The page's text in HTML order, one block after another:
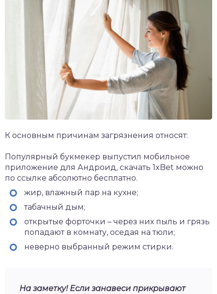
К основным причинам загрязнения относят:
Популярный букмекер выпустил мобильное
приложение для Андроид, скачать 1xBet можно
по ссылке абсолютно бесплатно.
жир, влажный пар на кухне;
табачный дым;
открытые форточки – через них пыль и грязь
попадают в комнату, оседая на тюли;
неверно выбранный режим стирки.
На заметку! Если занавеси прикрывают